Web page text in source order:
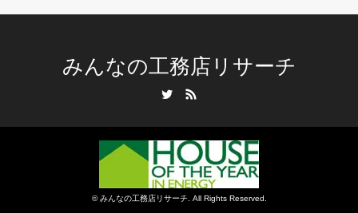
みんなの工務店リサーチ
©みんなの工務店リサーチ. All Rights Reserved.